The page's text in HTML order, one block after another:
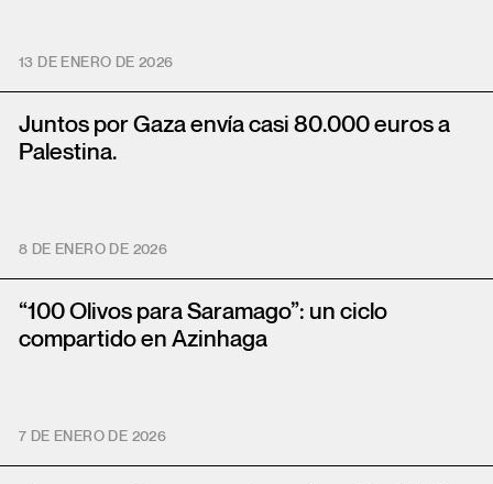
13 DE ENERO DE 2026
Juntos por Gaza envía casi 80.000 euros a
Palestina.
8 DE ENERO DE 2026
“100 Olivos para Saramago”: un ciclo
compartido en Azinhaga
7 DE ENERO DE 2026